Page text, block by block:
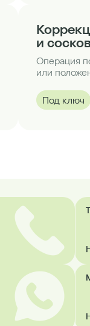
и сосков
Операция
или
Под ключ